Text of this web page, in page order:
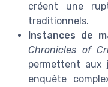
créent une
traditionnels.
Instances de
Chronicles of
permettent aux
enquête